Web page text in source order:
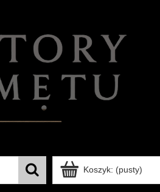
Koszyk: (pusty)